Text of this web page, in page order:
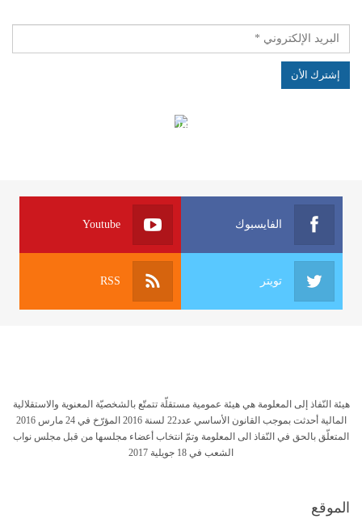
الهياكل الخاضعة لقانون النفاذ إلى المعلومة
الفايسبوك Youtube
تويتر RSS
هيئة النّفاذ إلى المعلومة هي هيئة عمومية مستقلّة تتمتّع بالشخصيّة المعنوية والاستقلالية
المالية أحدثت بموجب القانون الأساسي عدد22 لسنة 2016 المؤرّخ في 24 مارس 2016
المتعلّق بالحق في النّفاذ الى المعلومة وتمّ انتخاب أعضاء مجلسها من قبل مجلس نواب
الشعب في 18 جويلية 2017
الموقع